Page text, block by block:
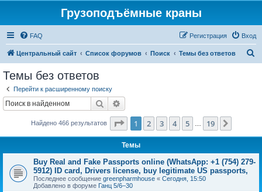
Грузоподъёмные краны
FAQ Вход
Регистрация
Центральный сайт Список форумов Поиск Темы без ответов
Темы без ответов
Перейти к расширенному поиску
Поиск
Найдено 466 результатов Страница из 19
1 2 3 4 5 19
Темы
Buy Real and Fake Passports online (WhatsApp: +1 (754) 279-
5912) ID card, Drivers license, buy legitimate US passports,
Последнее сообщение greenpharmhouse « Сегодня, 15:50
Добавлено в форуме Ганц 5/6–30